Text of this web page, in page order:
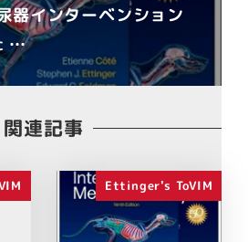
器インターベンション
…
関連記事
Ettinger's ToVIM